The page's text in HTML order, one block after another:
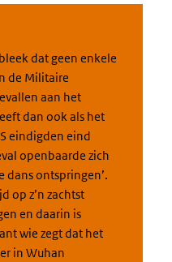
dat geen enkele
de Militaire
aan het
dan ook als het
eindigden eind
openbaarde zich
dans ontspringen’.
op z’n zachtst
en daarin is
wie zegt dat het
in Wuhan